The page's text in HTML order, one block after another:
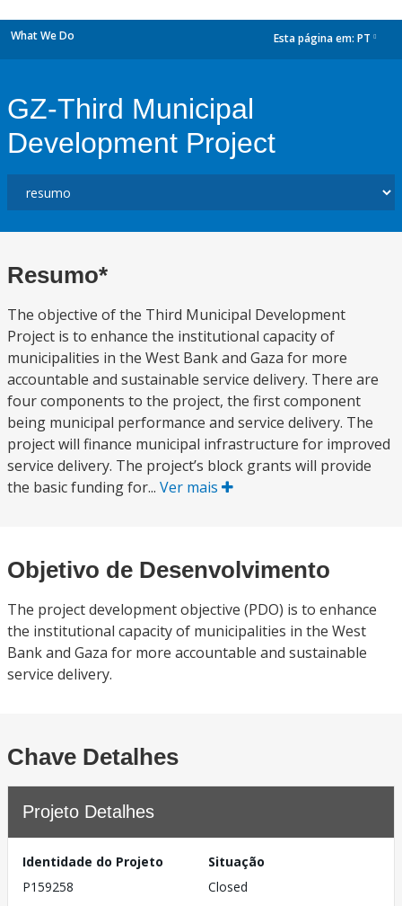
What We Do Esta página em: PT
GZ-Third Municipal
Development Project
Resumo*
The objective of the Third Municipal Development
Project is to enhance the institutional capacity of
municipalities in the West Bank and Gaza for more
accountable and sustainable service delivery. There are
four components to the project, the first component
being municipal performance and service delivery. The
project will finance municipal infrastructure for improved
service delivery. The project’s block grants will provide
the basic funding for... Ver mais
Objetivo de Desenvolvimento
The project development objective (PDO) is to enhance
the institutional capacity of municipalities in the West
Bank and Gaza for more accountable and sustainable
service delivery.
Chave Detalhes
Projeto Detalhes
Identidade do Projeto
P159258
Situação
Closed